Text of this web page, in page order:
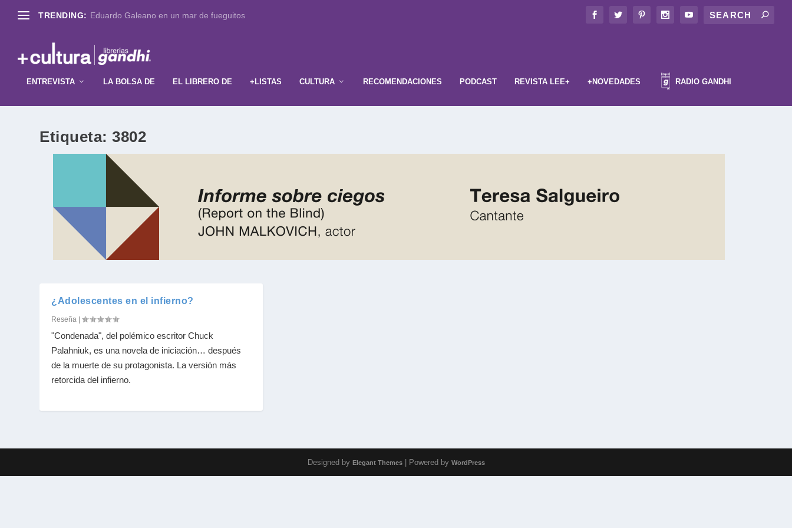
TRENDING: Eduardo Galeano en un mar de fueguitos
ENTREVISTA LA BOLSA DE EL LIBRERO DE +LISTAS CULTURA RECOMENDACIONES PODCAST REVISTA LEE+ +NOVEDADES RADIO GANDHI
Etiqueta:3802
¿Adolescentes en el infierno?
Reseña |
"Condenada", del polémico escritor Chuck
Palahniuk, es una novela de iniciación… después
de la muerte de su protagonista. La versión más
retorcida del infierno.
Designed by Elegant Themes| Powered by WordPress